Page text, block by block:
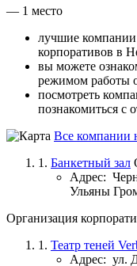
— 1 место
лучшие компании
корпоративов в
вы можете
режимом работы
посмотреть
познакомиться с
Все компании
1. Банкетный зал
Адрес:
Ульяны
Организация
1. Театр теней
Адрес: ул.